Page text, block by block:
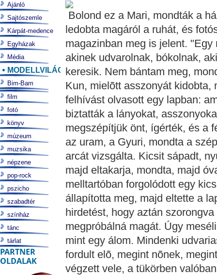
Bolond ez a Mari, mondták a
ledobta magáról a ruhát, és
magazinban meg is jelent.
akinek udvarolnak, bókolnak,
keresik. Nem bántam meg,
Kun, mielõtt asszonyát kidobta,
felhívást olvasott egy lapban:
biztatták a lányokat,
megszépítjük önt, ígérték, és a
az uram, a Gyuri, mondta a
arcát vizsgálta. Kicsit sápadt,
majd eltakarja, mondta, majd
melltartóban forgolódott egy
állapította meg, majd eltette a
hirdetést, hogy aztán
megpróbálná magát. Úgy
mint egy álom. Mindenki
fordult elõ, megint nõnek,
végzett vele, a tükörben
Ajánló
Sajtószemle
Kárpát-medence
Egyházak
Média
MODELLVILÁG
Bim-Bam
film
fotó
könyv
múzeum
muzsika
népzene
pop-rock
pszicho
szabadtér
színház
tánc
tárlat
PARTNER
OLDALAK